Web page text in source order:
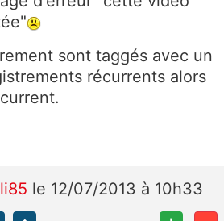
sont taggés avec un
récurrents alors
le 12/07/2013 à 10h33